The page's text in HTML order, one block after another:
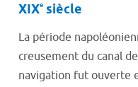
XIXe siècle
La période
creusement du canal
navigation fut ouverte